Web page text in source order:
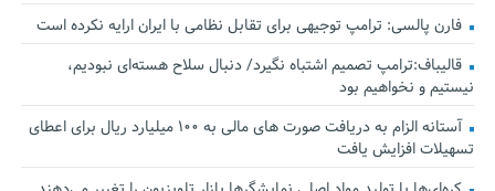
فارن پالسی: ترامپ توجیهی برای تقابل نظامی با ایران ارایه نکرده است
قالیباف:ترامپ تصمیم اشتباه نگیرد/ دنبال سلاح هسته‌ای نبودیم،
نیستیم و نخواهیم بود
آستانه الزام به دریافت صورت های مالی به ۱۰۰ میلیارد ریال برای اعطای
تسهیلات افزایش یافت